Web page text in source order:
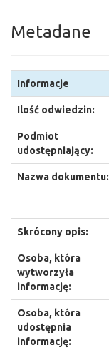
Metadane
Informacje
Ilość odwiedzin:
Podmiot
udostępniający:
Nazwa dokumentu:
Skrócony opis:
Osoba, która
wytworzyła
informację:
Osoba, która
udostępnia
informację: